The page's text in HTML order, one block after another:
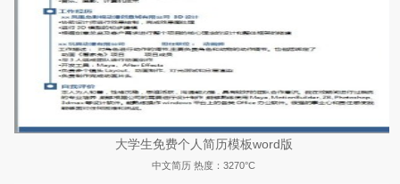
大学生免费个人简历模板word版
中文简历 热度：3270°C